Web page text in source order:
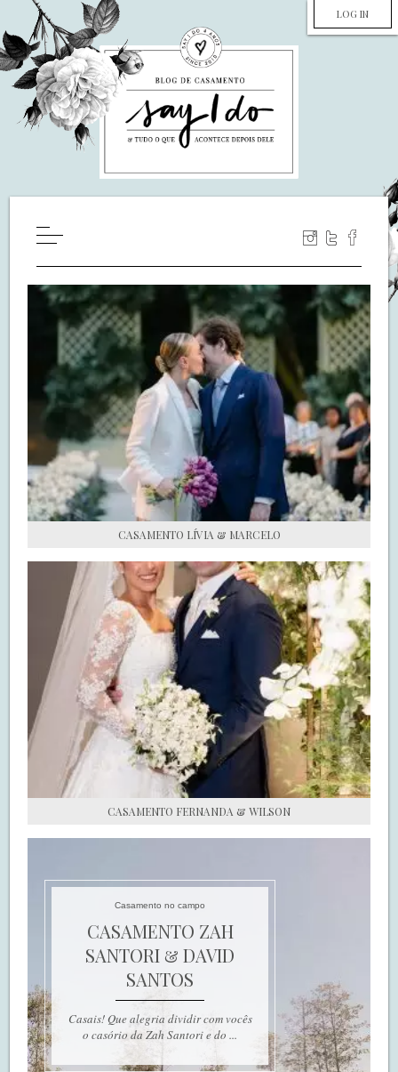
LOG IN
WILL YOU MARRY ME?
LUA DE MEL
COZINHA
DECORAÇÃO
DE NOIVA PRA NOIVA
S.O.S CASADAS
FALE COM O SAY I DO
CASAMENTO LÍVIA & MARCELO
CASAMENTO FERNANDA & WILSON
Casamento no campo
CASAMENTO ZAH
SANTORI & DAVID
SANTOS
Casais! Que alegria dividir com vocês
o casório da Zah Santori e do ...